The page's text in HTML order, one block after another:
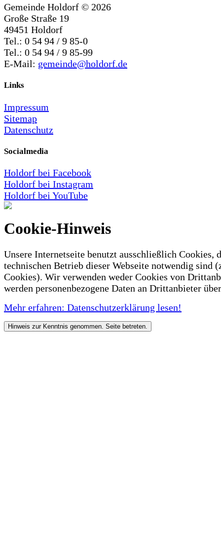
Gemeinde Holdorf © 2026
Große Straße 19
49451 Holdorf
Tel.: 0 54 94 / 9 85-0
Tel.: 0 54 94 / 9 85-99
E-Mail: gemeinde@holdorf.de
Links
Impressum
Sitemap
Datenschutz
Socialmedia
Holdorf bei Facebook
Holdorf bei Instagram
Holdorf bei YouTube
Cookie-Hinweis
Unsere Internetseite benutzt ausschließlich Cookies,
technischen Betrieb dieser Webseite notwendig sind
Cookies). Wir verwenden weder Cookies von
werden personenbezogene Daten an Drittanbieter
Mehr erfahren: Datenschutzerklärung lesen!
Hinweis zur Kenntnis genommen. Seite betreten.